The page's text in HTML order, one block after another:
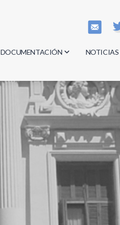
DOCUMENTACIÓN
Actas
Reglamentos
Documentos
NOTICIAS